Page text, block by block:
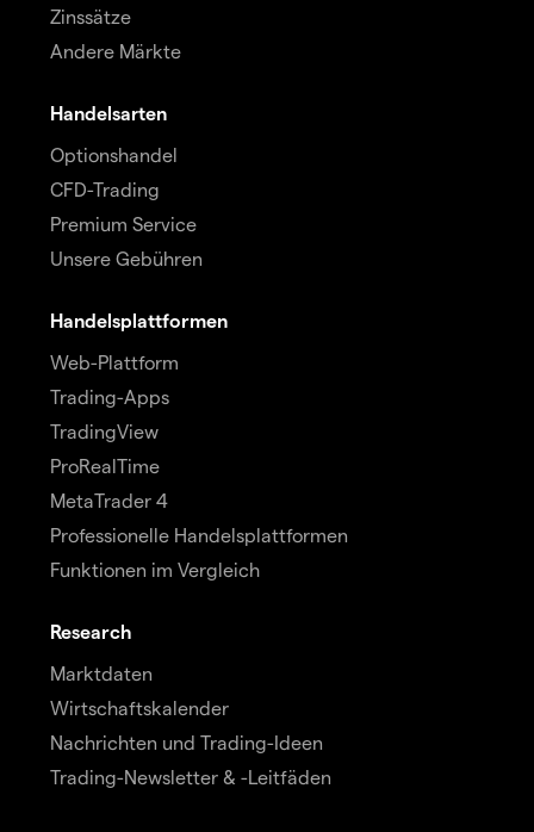
Zinssätze
Andere Märkte
Handelsarten
Optionshandel
CFD-Trading
Premium Service
Unsere Gebühren
Handelsplattformen
Web-Plattform
Trading-Apps
TradingView
ProRealTime
MetaTrader 4
Professionelle Handelsplattformen
Funktionen im Vergleich
Research
Marktdaten
Wirtschaftskalender
Nachrichten und Trading-Ideen
Trading-Newsletter & -Leitfäden